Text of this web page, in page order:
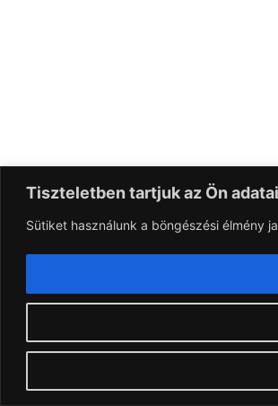
Tiszteletben tartjuk az Ön
Sütiket használunk a böngészési élmény